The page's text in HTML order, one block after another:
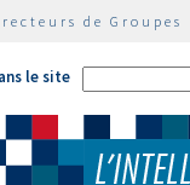
de Groupes
le site